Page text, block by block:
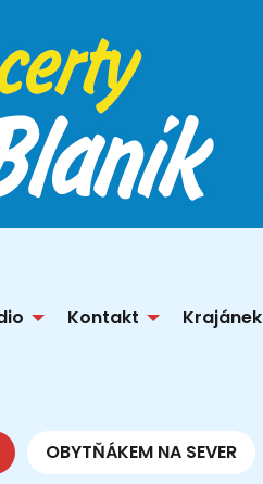
Kontakt Krajánek
OBYTŇÁKEM NA SEVER